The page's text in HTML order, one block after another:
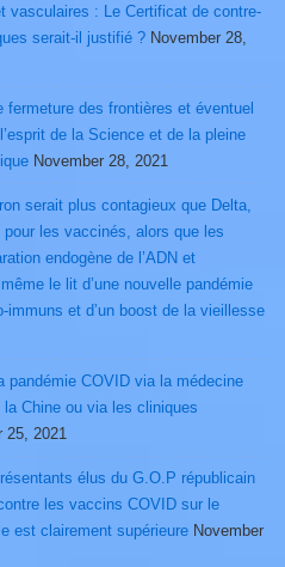
vasculaires : Le Certificat de contre-
serait-il justifié ? November 28,
fermeture des frontières et éventuel
de la Science et de la pleine
November 28, 2021
serait plus contagieux que Delta,
les vaccinés, alors que les
endogène de l’ADN et
le lit d’une nouvelle pandémie
et d’un boost de la vieillesse
pandémie COVID via la médecine
Chine ou via les cliniques
25, 2021
élus du G.O.P républicain
les vaccins COVID sur le
est clairement supérieure November